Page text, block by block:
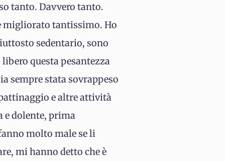
tanto. Davvero tanto.
migliorato tantissimo. Ho
sedentario, sono
questa pesantezza
sempre stata sovrappeso
e altre attività
e dolente, prima
molto male se li
mi hanno detto che è